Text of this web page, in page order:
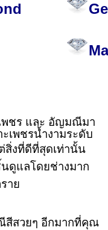
พชร และ อัญมณีมา
เพชรน้ำงามระดับ
สิ่งที่ดีที่สุดเท่านั้น
นดูแลโดยช่างมาก
าย
สวยๆ อีกมากที่คุณ